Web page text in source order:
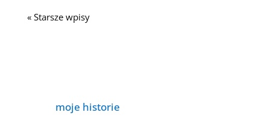
« Starsze wpisy
moje historie